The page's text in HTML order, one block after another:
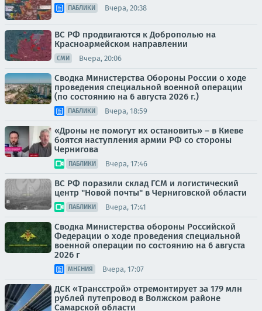
ПАБЛИКИ Вчера, 20:38
ВС РФ продвигаются к Доброполью на
Красноармейском направлении
СМИ Вчера, 20:06
Сводка Министерства Обороны России о ходе
проведения специальной военной операции
(по состоянию на 6 августа 2026 г.)
ПАБЛИКИ Вчера, 18:59
«Дроны не помогут их остановить» – в Киеве
боятся наступления армии РФ со стороны
Чернигова
ПАБЛИКИ Вчера, 17:46
ВС РФ поразили склад ГСМ и логистический
центр "Новой почты" в Черниговской области
ПАБЛИКИ Вчера, 17:41
Сводка Министерства обороны Российской
Федерации о ходе проведения специальной
военной операции по состоянию на 6 августа
2026 г
МНЕНИЯ Вчера, 17:07
ДСК «Трансстрой» отремонтирует за 179 млн
рублей путепровод в Волжском районе
Самарской области